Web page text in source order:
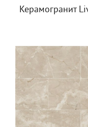
Керамогранит